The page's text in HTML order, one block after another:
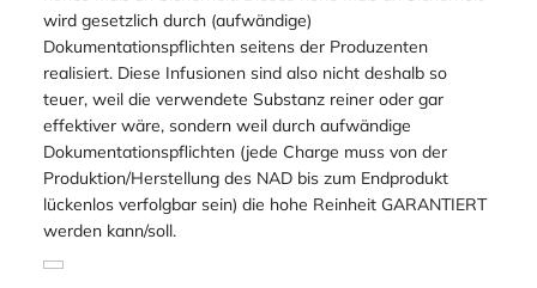
insbesondere die Freiheit von Mikroben angeht. Wenn Sie
NAD-Infusionen professionell anbieten, sind Sie aber in
einer besonderen Verantwortung gegenüber Ihren
Patienten/Kunden und benötigen daher ein besonders
hohes Maß an Sicherheit. Dieses hohe Maß an Sicherheit
wird gesetzlich durch (aufwändige)
Dokumentationspflichten seitens der Produzenten
realisiert. Diese Infusionen sind also nicht deshalb so
teuer, weil die verwendete Substanz reiner oder gar
Dokumentationspflichten